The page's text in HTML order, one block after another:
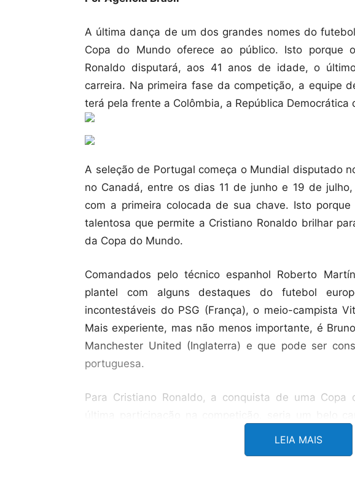
A última dança de um dos grandes nomes do
Copa do Mundo oferece ao público. Isto porque
Ronaldo disputará, aos 41 anos de idade, o
carreira. Na primeira fase da competição, a equipe
terá pela frente a Colômbia, a República Democrática
A seleção de Portugal começa o Mundial disputado
no Canadá, entre os dias 11 de junho e 19 de
com a primeira colocada de sua chave. Isto
talentosa que permite a Cristiano Ronaldo brilhar
da Copa do Mundo.
Comandados pelo técnico espanhol Roberto
plantel com alguns destaques do futebol
incontestáveis do PSG (França), o meio-campista
Mais experiente, mas não menos importante, é
Manchester United (Inglaterra) e que pode ser
portuguesa.
Para Cristiano Ronaldo, a conquista de uma Copa
LEIA MAIS